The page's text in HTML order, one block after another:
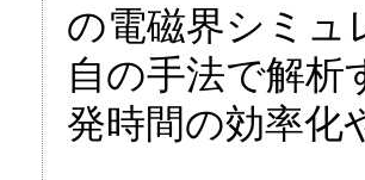
の電磁界シミュ
自の手法で解
発時間の効率化